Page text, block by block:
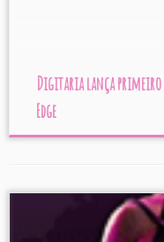
Digitaria lança primeiro
Edge